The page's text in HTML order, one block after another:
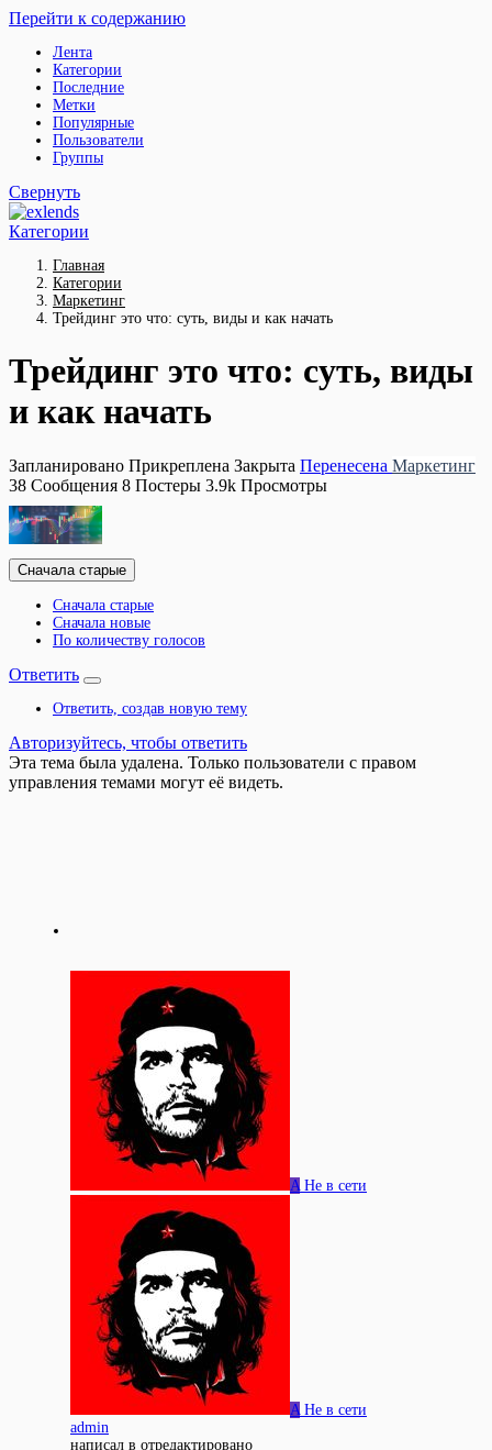
Перейти к содержанию
Лента
Категории
Последние
Метки
Популярные
Пользователи
Группы
Свернуть
Категории
Главная
Категории
Маркетинг
Трейдинг это что: суть, виды и как начать
Трейдинг это что: суть, виды
и как начать
Запланировано Прикреплена Закрыта Перенесена Маркетинг
38 Сообщения 8 Постеры 3.9k Просмотры
Сначала старые
Сначала старые
Сначала новые
По количеству голосов
Ответить
Ответить, создав новую тему
Авторизуйтесь, чтобы ответить
Эта тема была удалена. Только пользователи с правом
управления темами могут её видеть.
A Не в сети
A Не в сети
admin
написал в отредактировано